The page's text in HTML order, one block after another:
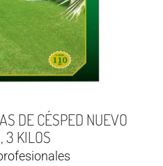
DE CÉSPED NUEVO
3 KILOS